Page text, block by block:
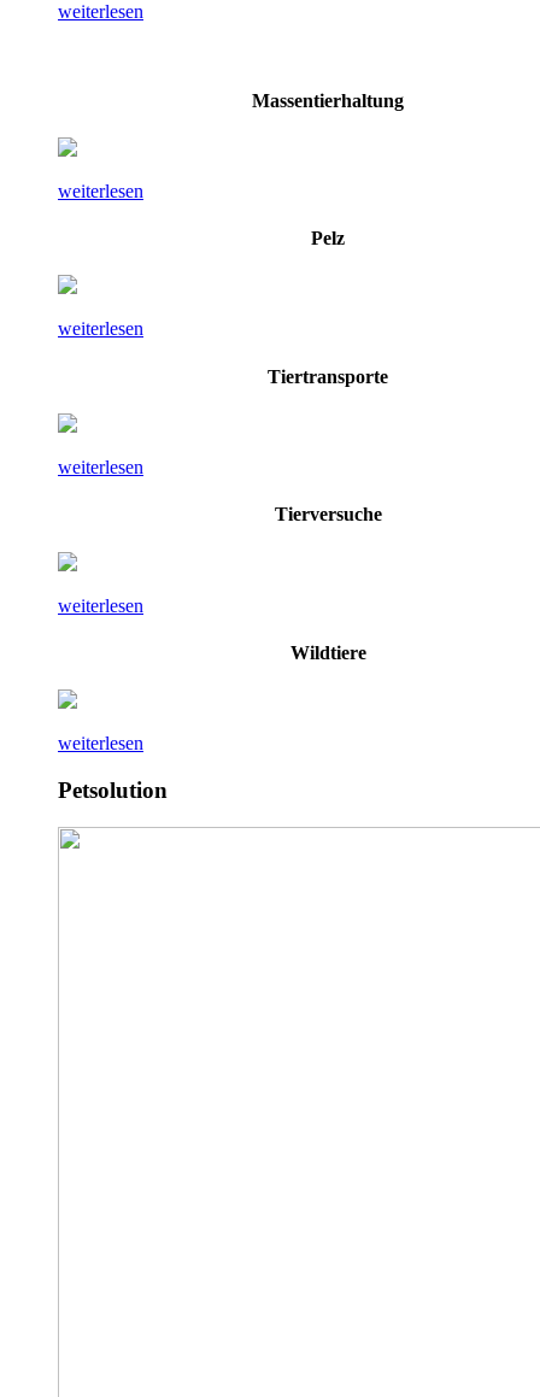
weiterlesen
Massentierhaltung
weiterlesen
Pelz
weiterlesen
Tiertransporte
weiterlesen
Tierversuche
weiterlesen
Wildtiere
weiterlesen
Petsolution